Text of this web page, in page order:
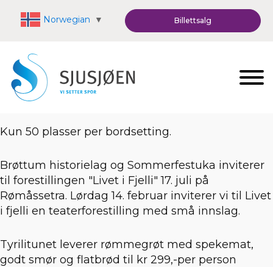
Norwegian ▼ Billettsalg
Kun 50 plasser per bordsetting.
Brøttum historielag og Sommerfestuka inviterer
til forestillingen "Livet i Fjelli" 17. juli på
Rømåssetra. Lørdag 14. februar inviterer vi til Livet
i fjelli en teaterforestilling med små innslag.
Tyrilitunet leverer rømmegrøt med spekemat,
godt smør og flatbrød til kr 299,-per person